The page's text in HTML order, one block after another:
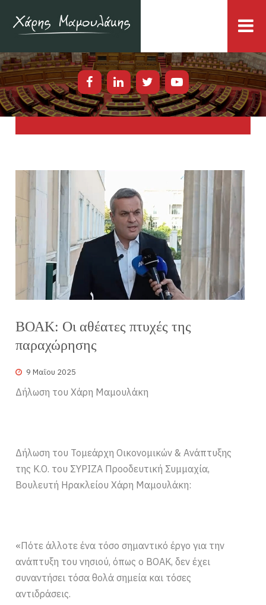
ΒΟΑΚ: Οι αθέατες πτυχές της
παραχώρησης
9 Μαΐου 2025
Δήλωση του Χάρη Μαμουλάκη
Δήλωση του Τομεάρχη Οικονομικών & Ανάπτυξης
της Κ.Ο. του ΣΥΡΙΖΑ Προοδευτική Συμμαχία,
Βουλευτή Ηρακλείου Χάρη Μαμουλάκη:
«Πότε άλλοτε ένα τόσο σημαντικό έργο για την
ανάπτυξη του νησιού, όπως ο ΒΟΑΚ, δεν έχει
συναντήσει τόσα θολά σημεία και τόσες
αντιδράσεις.